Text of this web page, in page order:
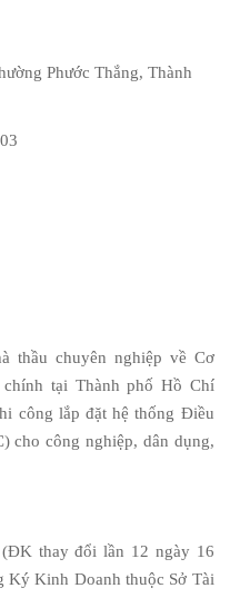
Phước Thắng, Thành
thầu chuyên nghiệp về Cơ
tại Thành phố Hồ Chí
công lắp đặt hệ thống Điều
cho công nghiệp, dân dụng,
(ĐK thay đổi lần 12 ngày 16
Ký Kinh Doanh thuộc Sở Tài